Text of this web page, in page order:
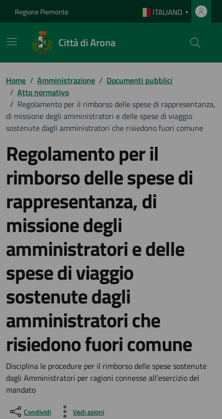
Regione Piemonte ITALIANO ▼
Città di Arona
Home / Amministrazione / Documenti pubblici
/ Atto normativo
/ Regolamento per il rimborso delle spese di rappresentanza,
di missione degli amministratori e delle spese di viaggio
sostenute dagli amministratori che risiedono fuori comune
Regolamento per il
rimborso delle spese di
rappresentanza, di
missione degli
amministratori e delle
spese di viaggio
sostenute dagli
amministratori che
risiedono fuori comune
Dettagli del documento
Disciplina le procedure per il rimborso delle spese sostenute
dagli Amministratori per ragioni connesse all’esercizio del
mandato
Condividi Vedi azioni